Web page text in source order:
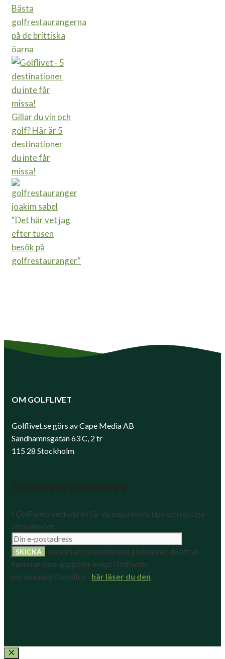
Bästa
golfrestaurangerna
på de brittiska
öarna
Gillar du vin och
golf? Här är 5
destinationer
du inte får
missa!
“Det här vet jag
efter tusen
besök på
golfrestauranger”
OM GOLFLIVET
Golflivet.se görs av Cape Media AB
Sandhamnsgatan 63 C, 2 tr
115 28 Stockholm
I Golflivets veckobrev får du inspiration, tips och nyttiga
erbjudanden.
Genom att prenumerera godkänner du att vi
hanterar dina uppgifter enligt Golflivets
personuppgiftspolicy - här läser du den.